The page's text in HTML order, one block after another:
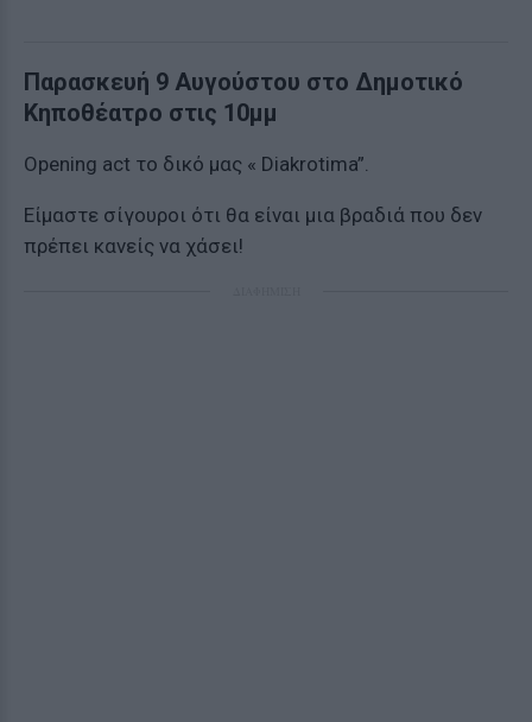
Παρασκευή 9 Αυγούστου στο Δημοτικό
Κηποθέατρο στις 10μμ
Οpening act το δικό μας « Diakrotima”.
Είμαστε σίγουροι ότι θα είναι μια βραδιά που δεν
πρέπει κανείς να χάσει!